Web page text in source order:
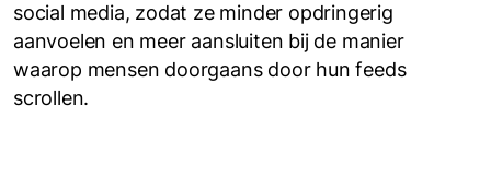
social media, zodat ze minder opdringerig
aanvoelen en meer aansluiten bij de manier
waarop mensen doorgaans door hun feeds
scrollen.